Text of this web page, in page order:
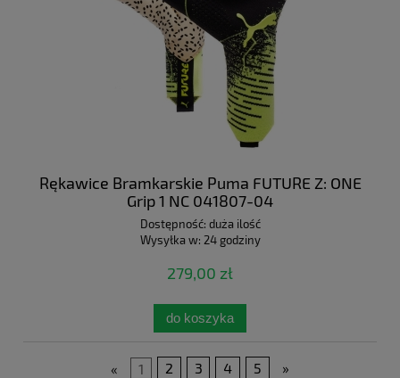
Rękawice Bramkarskie Puma FUTURE Z: ONE
Grip 1 NC 041807-04
Dostępność: duża ilość
Wysyłka w: 24 godziny
279,00 zł
do koszyka
« 1 2 3 4 5 »